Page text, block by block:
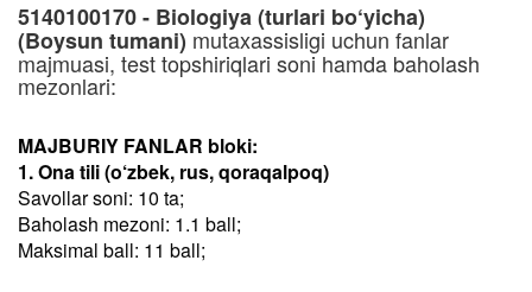
5140100170 - Biologiya (turlari bo‘yicha)
(Boysun tumani) mutaxassisligi uchun fanlar
majmuasi, test topshiriqlari soni hamda baholash
mezonlari:
MAJBURIY FANLAR bloki:
1. Ona tili (o‘zbek, rus, qoraqalpoq)
Savollar soni: 10 ta;
Baholash mezoni: 1.1 ball;
Maksimal ball: 11 ball;